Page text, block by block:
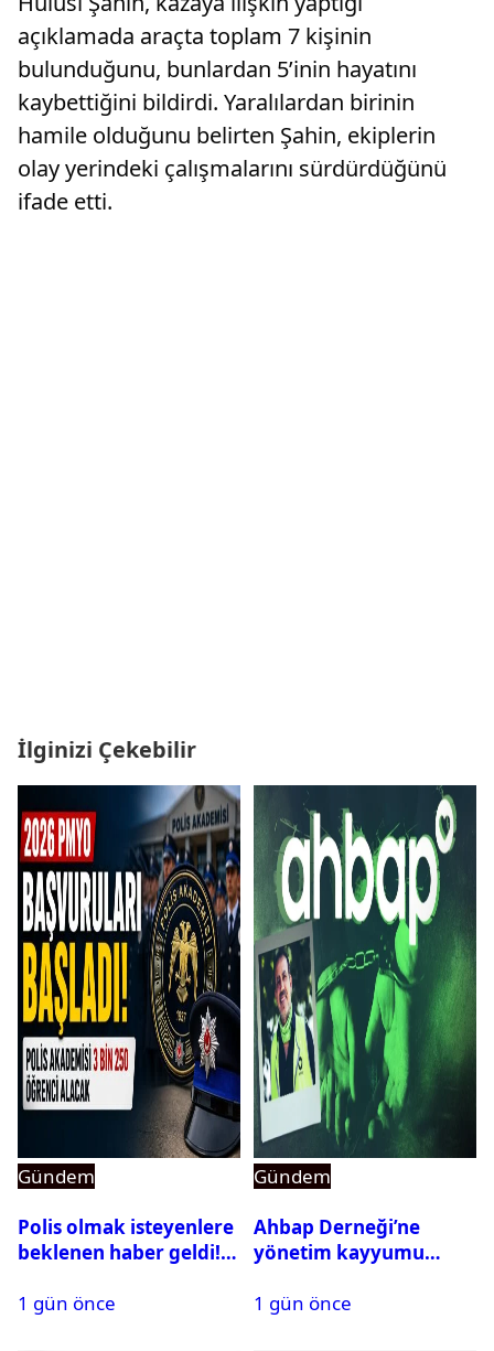
açıklamada araçta toplam 7 kişinin
bulunduğunu, bunlardan 5’inin hayatını
kaybettiğini bildirdi. Yaralılardan birinin
hamile olduğunu belirten Şahin, ekiplerin
olay yerindeki çalışmalarını sürdürdüğünü
ifade etti.
İlginizi Çekebilir
Gündem
Polis olmak isteyenlere
beklenen haber geldi!
1 gün önce
Gündem
Ahbap Derneği’ne
yönetim kayyumu
açıldı
1 gün önce